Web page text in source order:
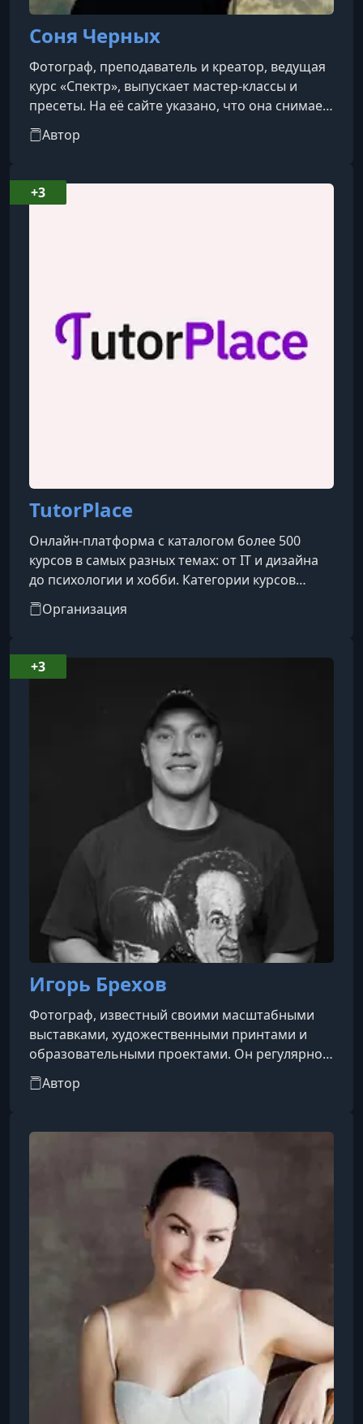
Соня Черных
Фотограф, преподаватель и креатор, ведущая
курс «Спектр», выпускает мастер-классы и
пресеты. На её сайте указано, что она снимает
по всему миру и делится своим опытом с
учениками любого уровня.Кроме фотографии,
интерьерному дизайну: её студия работает с
натуральными фактурами и концепцией
Автор
TutorPlace
Онлайн-платформа с каталогом более 500
курсов в самых разных темах: от IT и дизайна
до психологии и хобби. Категории курсов
охватывают такие направления, как IT, бизнес,
дизайн, психология, творчество, блогинг, уход
Организация
+3
Игорь Брехов
Фотограф, известный своими масштабными
выставками, художественными принтами и
образовательными проектами. Он регулярно
проводит фотовыставки в России и за
рубежом, а также помогает начинающим
Автор
+3